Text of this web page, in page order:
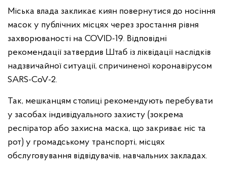
Міська влада закликає киян повернутися до носіння
масок у публічних місцях через зростання рівня
захворюваності на COVID-19. Відповідні
рекомендації затвердив Штаб із ліквідації наслідків
надзвичайної ситуації, спричиненої коронавірусом
SARS-CoV-2.
Так, мешканцям столиці рекомендують перебувати
у засобах індивідуального захисту (зокрема
респіратор або захисна маска, що закриває ніс та
рот) у громадському транспорті, місцях
обслуговування відвідувачів, навчальних закладах.